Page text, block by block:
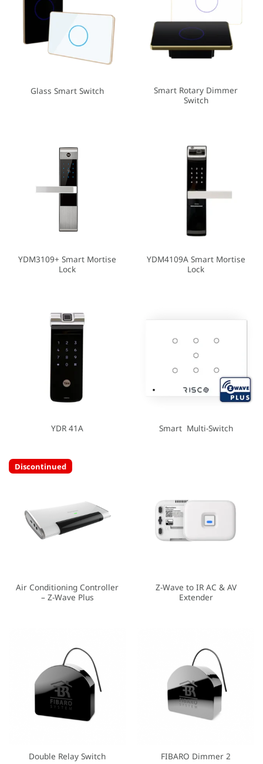
Glass Smart Switch
Smart Rotary Dimmer
Switch
YDM3109+ Smart Mortise
Lock
YDM4109A Smart Mortise
Lock
YDR 41A Smart Multi-Switch
Discontinued
Air Conditioning Controller
– Z-Wave Plus
Z-Wave to IR AC & AV
Extender
Double Relay Switch FIBARO Dimmer 2